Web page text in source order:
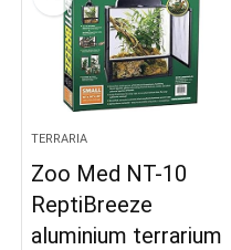
TERRARIA
Zoo Med NT-10
ReptiBreeze
aluminium terrarium